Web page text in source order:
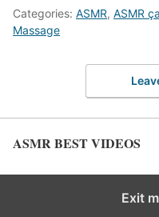
Categories: ASMR, ASMR
Massage
ASMR BEST VIDEOS
Exit